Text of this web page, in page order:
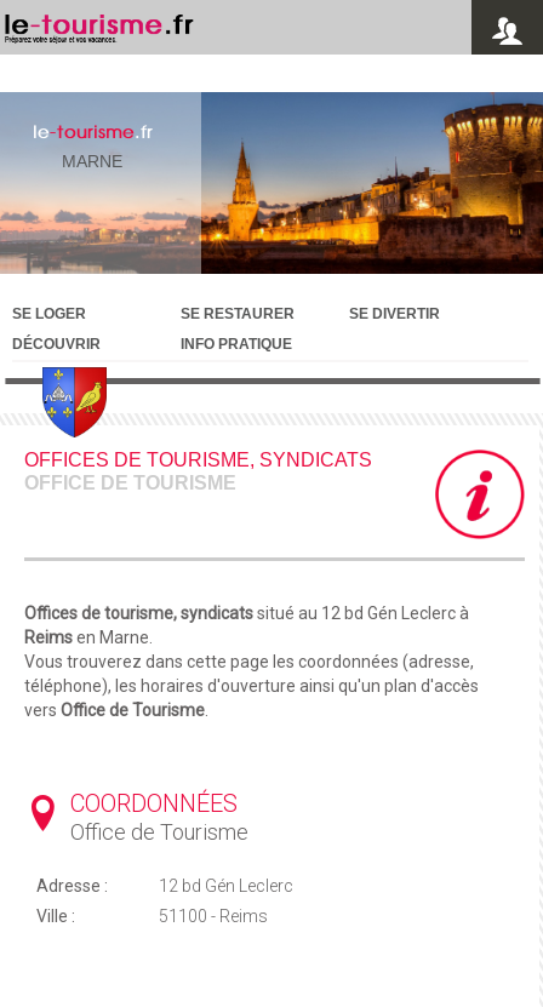
le-tourisme.fr
MARNE
SE LOGER SE RESTAURER
SE DIVERTIR
DÉCOUVRIR
INFO PRATIQUE
OFFICES DE TOURISME, SYNDICATS
OFFICE DE TOURISME
Offices de tourisme, syndicatssitué au 12 bd Gén Leclerc à
Reimsen Marne.
Vous trouverez dans cette page les coordonnées (adresse,
téléphone), les horaires d'ouverture ainsi qu'un plan d'accès
vers Office de Tourisme.
COORDONNÉES
Office de Tourisme
Adresse :
12 bd Gén Leclerc
Ville :
51100 - Reims